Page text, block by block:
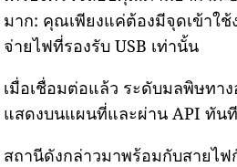
มาก: คุณเพียงแค่ต้องมีจุดเข้าใ
จ่ายไฟที่รองรับ USB เท่านั้น
เมื่อเชื่อมต่อแล้ว ระดับมลพิษทา
แสดงบนแผนที่และผ่าน API ทันที
สถานีดังกล่าวมาพร้อมกับสายไ